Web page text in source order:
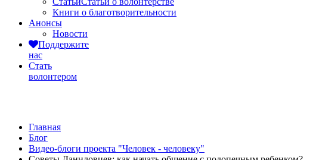
Книги о благотворительности
Анонсы
Новости
Поддержите
нас
Стать
волонтером
Главная
Блог
Видео-блоги проекта "Человек - человеку"